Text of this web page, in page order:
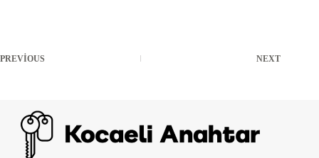
PREVIOUS NEXT